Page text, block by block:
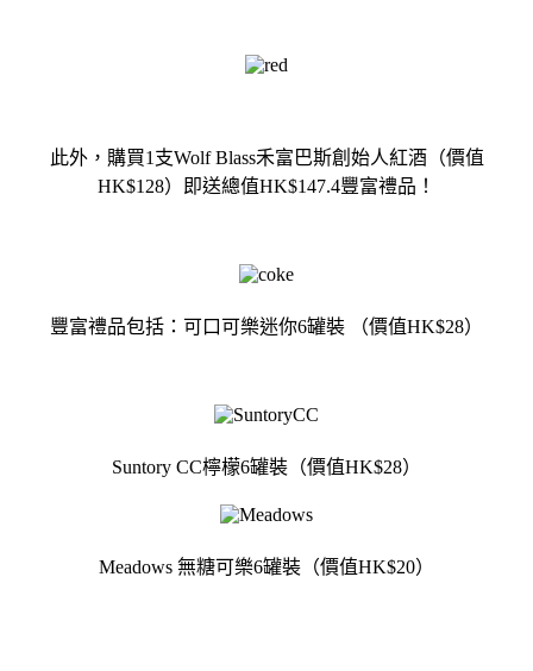
此外，購買1支Wolf Blass禾富巴斯創始人紅酒（價值
HK$128）即送總值HK$147.4豐富禮品！
豐富禮品包括：可口可樂迷你6罐裝 （價值HK$28）
Suntory CC檸檬6罐裝（價值HK$28）
Meadows 無糖可樂6罐裝（價值HK$20）